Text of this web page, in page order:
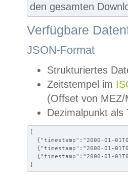
den gesamten
Verfügbare
JSON-Format
Strukturiertes
Zeitstempel im
(Offset von MEZ/
Dezimalpunkt als
[
{"timestamp":"2000-01-
{"timestamp":"2000-01-
{"timestamp":"2000-01-
]